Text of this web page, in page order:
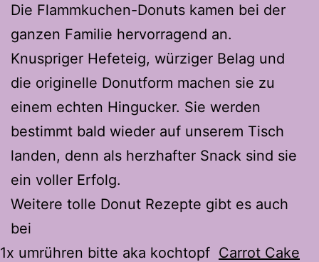
Die Flammkuchen-Donuts kamen bei der
ganzen Familie hervorragend an.
Knuspriger Hefeteig, würziger Belag und
die originelle Donutform machen sie zu
einem echten Hingucker. Sie werden
bestimmt bald wieder auf unserem Tisch
landen, denn als herzhafter Snack sind sie
ein voller Erfolg.
Weitere tolle Donut Rezepte gibt es auch
bei
1x umrühren bitte aka kochtopf Carrot Cake